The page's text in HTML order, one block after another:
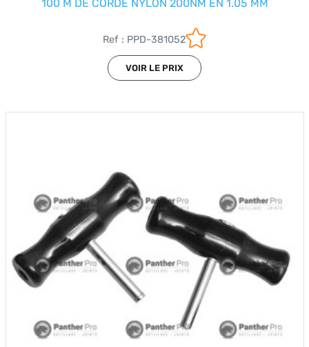
100 M DE CORDE NYLON 200NM EN 1.05 MM
Ref : PPD-381052
VOIR LE PRIX